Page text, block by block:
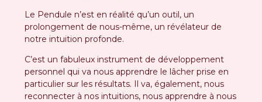
Le Pendule n’est en réalité qu’un outil, un
prolongement de nous-même, un révélateur de
notre intuition profonde.
C’est un fabuleux instrument de développement
personnel qui va nous apprendre le lâcher prise en
particulier sur les résultats. Il va, également, nous
reconnecter à nos intuitions, nous apprendre à nous